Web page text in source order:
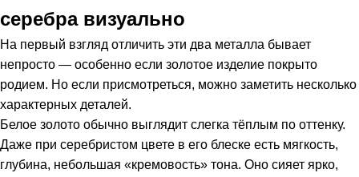
серебра визуально
На первый взгляд отличить эти два металла бывает
непросто — особенно если золотое изделие покрыто
родием. Но если присмотреться, можно заметить несколько
характерных деталей.
Белое золото обычно выглядит слегка тёплым по оттенку.
Даже при серебристом цвете в его блеске есть мягкость,
глубина, небольшая «кремовость» тона. Оно сияет ярко,